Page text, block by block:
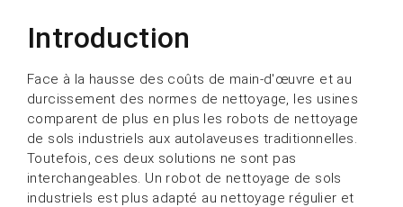
Introduction
Face à la hausse des coûts de main-d'œuvre et au
durcissement des normes de nettoyage, les usines
comparent de plus en plus les robots de nettoyage
de sols industriels aux autolaveuses traditionnelles.
Toutefois, ces deux solutions ne sont pas
interchangeables. Un robot de nettoyage de sols
industriels est plus adapté au nettoyage régulier et